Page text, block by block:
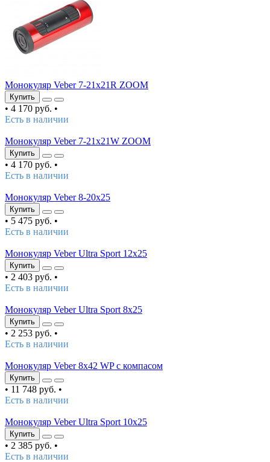
Монокуляр Veber 7-21x21R ZOOM
Купить
• 4 170 руб. •
Есть в наличии
Монокуляр Veber 7-21x21W ZOOM
Купить
• 4 170 руб. •
Есть в наличии
Монокуляр Veber 8-20x25
Купить
• 5 475 руб. •
Есть в наличии
Монокуляр Veber Ultra Sport 12x25
Купить
• 2 403 руб. •
Есть в наличии
Монокуляр Veber Ultra Sport 8x25
Купить
• 2 253 руб. •
Есть в наличии
Монокуляр Veber 8х42 WP с компасом
Купить
• 11 748 руб. •
Есть в наличии
Монокуляр Veber Ultra Sport 10x25
Купить
• 2 385 руб. •
Есть в наличии